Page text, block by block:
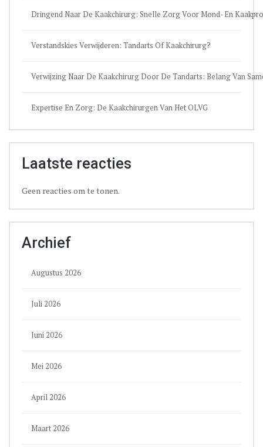
Dringend Naar De Kaakchirurg: Snelle Zorg Voor Mond- En
Verstandskies Verwijderen: Tandarts Of Kaakchirurg?
Verwijzing Naar De Kaakchirurg Door De Tandarts: Belang Van
Expertise En Zorg: De Kaakchirurgen Van Het OLVG
Laatste reacties
Geen reacties om te tonen.
Archief
Augustus 2026
Juli 2026
Juni 2026
Mei 2026
April 2026
Maart 2026